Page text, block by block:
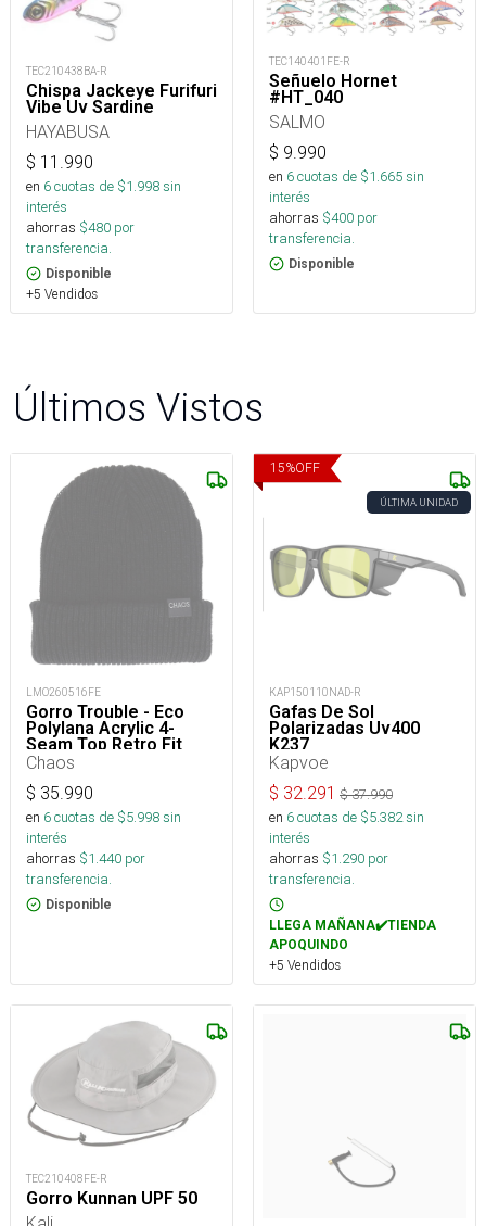
TEC210438BA-R
Chispa Jackeye Furifuri
Vibe Uv Sardine
HAYABUSA
$ 11.990
en 6cuotas de $1.998sin
interés
ahorras $480 por
transferencia.
Disponible
+5 Vendidos
TEC140401FE-R
Señuelo Hornet
#HT_040
SALMO
$ 9.990
en 6cuotas de $1.665sin
interés
ahorras $400 por
transferencia.
Disponible
Últimos Vistos
LMO260516FE
Gorro Trouble - Eco
Polylana Acrylic 4-
Seam Top Retro Fit
Beanie Osfm
Chaos
$ 35.990
en 6cuotas de $5.998sin
interés
ahorras $1.440 por
transferencia.
Disponible
15%OFF
ÚLTIMA UNIDAD
KAP150110NAD-R
Gafas De Sol
Polarizadas Uv400
K237
Kapvoe
$ 32.291 $37.990
en 6cuotas de $5.382sin
interés
ahorras $1.290 por
transferencia.
LLEGA MAÑANA✔️TIENDA
APOQUINDO
+5 Vendidos
TEC210408FE-R
Gorro Kunnan UPF 50